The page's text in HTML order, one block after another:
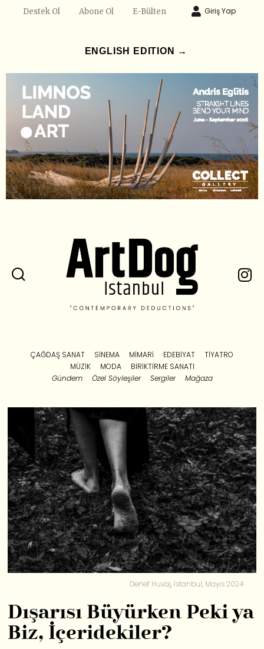
Destek Ol Abone Ol E-Bülten Giriş Yap
ENGLISH EDITION →
ÇAĞDAŞ SANAT SINEMA MIMARI EDEBIYAT
TIYATRO
MÜZIK
MODA
BIRIKTIRME SANATI
Gündem
Özel Söyleşiler Sergiler Mağaza
Denef Huvaj, İstanbul, Mayıs 2024
Dışarısı Büyürken Peki ya
Biz, İçeridekiler?